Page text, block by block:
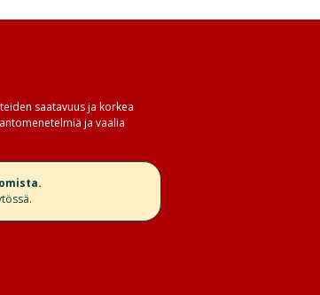
saatavuus ja korkea
ja vaalia